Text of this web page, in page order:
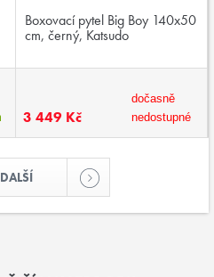
Boxovací pytel Big Boy 140x50
cm, černý, Katsudo
3 449 Kč
dočasně
nedostupné
DALŠÍ